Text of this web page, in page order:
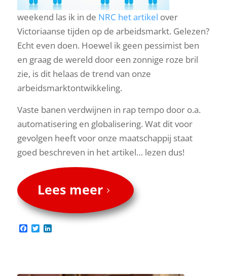
weekend las ik in de NRC het artikel over
Victoriaanse tijden op de arbeidsmarkt. Gelezen?
Echt even doen. Hoewel ik geen pessimist ben
en graag de wereld door een zonnige roze bril
zie, is dit helaas de trend van onze
arbeidsmarktontwikkeling.
Vaste banen verdwijnen in rap tempo door o.a.
automatisering en globalisering. Wat dit voor
gevolgen heeft voor onze maatschappij staat
goed beschreven in het artikel… lezen dus!
Lees meer
Facebook
TwitterLinkedIn